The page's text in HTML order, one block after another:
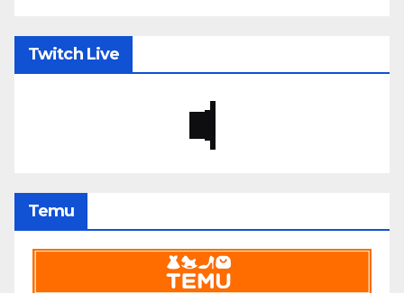
Twitch Live
Temu